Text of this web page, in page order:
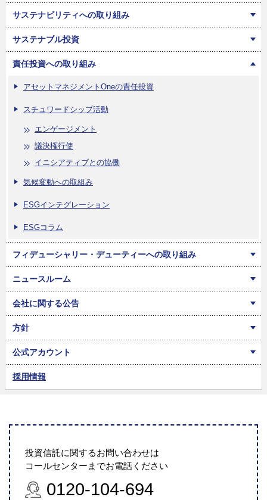
サステナビリティへの取り組み
サステナブル投資
責任投資への取り組み
アセットマネジメントOneの責任投資
スチュワードシップ活動
エンゲージメント
議決権行使
イニシアティブとの協働
気候変動への取組み
ESGインテグレーション
ESGコラム
フィデューシャリー・デューティーへの取り組み
ニュースルーム
会社に関する公告
方針
公式アカウント
採用情報
投資信託に関するお問い合わせは
コールセンターまでお電話ください
0120-104-694